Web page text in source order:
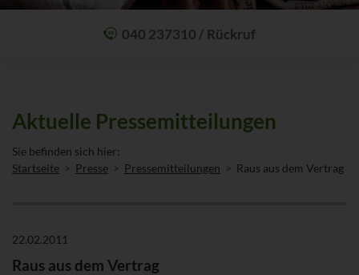
040 237310 / Rückruf
Aktuelle Pressemitteilungen
Sie befinden sich hier:
Startseite
Presse Pressemitteilungen Raus aus dem Vertrag
22.02.2011
Raus aus dem Vertrag